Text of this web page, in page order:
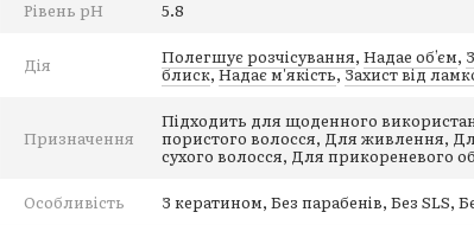
Рівень pH 5.8
Дія Полегшує розчісування, Надае обʼєм,
блиск,Надає м'якість,Захист від
Призначення
Підходить для щоденного
пористого волосся, Для живлення,
сухого волосся, Для прикореневого
Особливість З кератином, Без парабенів, Без SLS,